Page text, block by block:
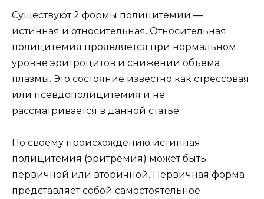
Существуют 2 формы полицитемии —
истинная и относительная. Относительная
полицитемия проявляется при нормальном
уровне эритроцитов и снижении объема
плазмы. Это состояние известно как стрессовая
или псевдополицитемия и не
рассматривается в данной статье.
По своему происхождению истинная
полицитемия (эритремия) может быть
первичной или вторичной. Первичная форма
представляет собой самостоятельное